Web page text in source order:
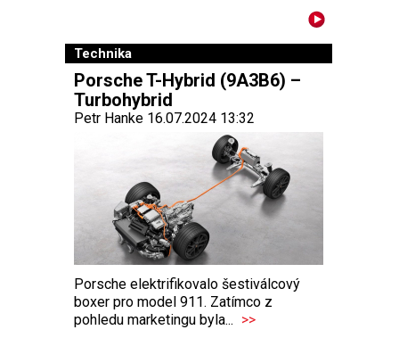
Technika
Porsche T-Hybrid (9A3B6) –
Turbohybrid
Petr Hanke 16.07.2024 13:32
Porsche elektrifikovalo šestiválcový
boxer pro model 911. Zatímco z
pohledu marketingu byla... >>